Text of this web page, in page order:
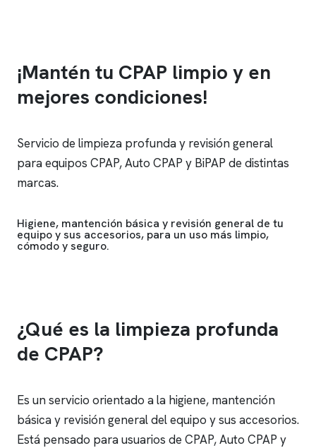
¡Mantén tu CPAP limpio y en
mejores condiciones!
Servicio de limpieza profunda y revisión general
para equipos CPAP, Auto CPAP y BiPAP de distintas
marcas.
Higiene, mantención básica y revisión general de tu
equipo y sus accesorios, para un uso más limpio,
cómodo y seguro.
¿Qué es la limpieza profunda
de CPAP?
Es un servicio orientado a la higiene, mantención
básica y revisión general del equipo y sus accesorios.
Está pensado para usuarios de CPAP, Auto CPAP y